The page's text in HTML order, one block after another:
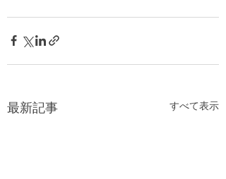
最新記事 すべて表示